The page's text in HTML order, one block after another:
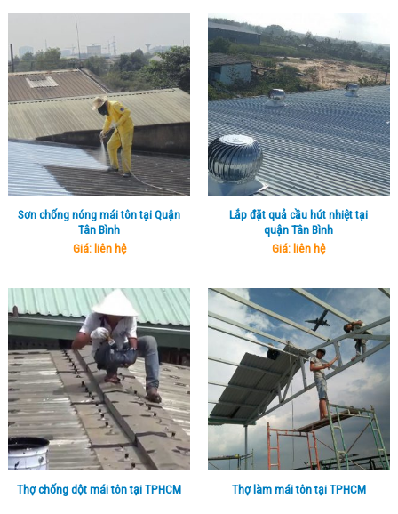
Sơn chống nóng mái tôn tại Quận
Tân Bình
Giá: liên hệ
Lắp đặt quả cầu hút nhiệt tại
quận Tân Bình
Giá: liên hệ
Thợ chống dột mái tôn tại TPHCM Thợ làm mái tôn tại TPHCM